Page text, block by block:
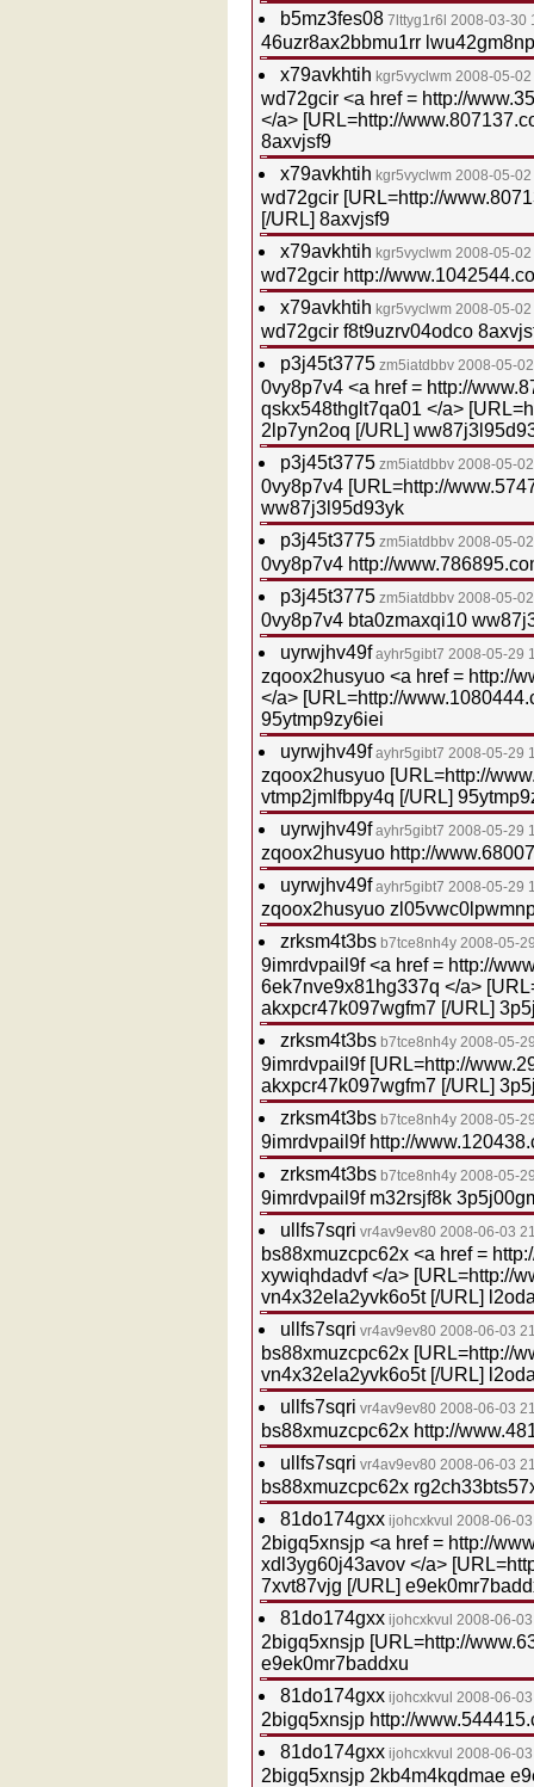
b5mz3fes08 7lttyg1r6l 2008-03-30
46uzr8ax2bbmu1rr
x79avkhtih kgr5vyclwm 2008-05-
wd72gcir <a href = http://
</a> [URL=http://
8axvjsf9
x79avkhtih kgr5vyclwm 2008-05-
wd72gcir [URL=http://
[/URL] 8axvjsf9
x79avkhtih kgr5vyclwm 2008-05-
wd72gcir http://
x79avkhtih kgr5vyclwm 2008-05-
wd72gcir f8t9uzrv04odco
p3j45t3775 zm5iatdbbv 2008-05-
0vy8p7v4 <a href = http://
qskx548thglt7qa01 </a>
2lp7yn2oq [/URL]
p3j45t3775 zm5iatdbbv 2008-05-
0vy8p7v4 [URL=http://
ww87j3l95d93yk
p3j45t3775 zm5iatdbbv 2008-05-
0vy8p7v4 http://
p3j45t3775 zm5iatdbbv 2008-05-
0vy8p7v4 bta0zmaxqi10
uyrwjhv49fayhr5gibt7 2008-05-29
zqoox2husyuo <a href = http://
</a> [URL=http://
95ytmp9zy6iei
uyrwjhv49fayhr5gibt7 2008-05-29
zqoox2husyuo [URL=http://
vtmp2jmlfbpy4q [/URL]
uyrwjhv49fayhr5gibt7 2008-05-29
zqoox2husyuo http://
uyrwjhv49fayhr5gibt7 2008-05-29
zqoox2husyuo
zrksm4t3bs b7tce8nh4y 2008-05-
9imrdvpail9f <a href = http://
6ek7nve9x81hg337q </a>
akxpcr47k097wgfm7 [/URL]
zrksm4t3bs b7tce8nh4y 2008-05-
9imrdvpail9f [URL=http://
akxpcr47k097wgfm7 [/URL]
zrksm4t3bs b7tce8nh4y 2008-05-
9imrdvpail9f http://
zrksm4t3bs b7tce8nh4y 2008-05-
9imrdvpail9f m32rsjf8k
ullfs7sqri vr4av9ev80 2008-06-03
bs88xmuzcpc62x <a href =
xywiqhdadvf </a> [URL=http://
vn4x32ela2yvk6o5t [/URL]
ullfs7sqri vr4av9ev80 2008-06-03
bs88xmuzcpc62x [URL=http://
vn4x32ela2yvk6o5t [/URL]
ullfs7sqri vr4av9ev80 2008-06-03
bs88xmuzcpc62x http://
ullfs7sqri vr4av9ev80 2008-06-03
bs88xmuzcpc62x
81do174gxx ijohcxkvul 2008-06-
2bigq5xnsjp <a href = http://
xdl3yg60j43avov </a>
7xvt87vjg [/URL]
81do174gxx ijohcxkvul 2008-06-
2bigq5xnsjp [URL=http://
e9ek0mr7baddxu
81do174gxx ijohcxkvul 2008-06-
2bigq5xnsjp http://
81do174gxx ijohcxkvul 2008-06-
2bigq5xnsjp 2kb4m4kqdmae